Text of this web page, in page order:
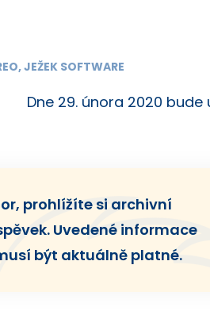
JEŽEK SOFTWARE
Dne 29. února 2020 bude
prohlížíte si archivní
Uvedené informace
být aktuálně platné.